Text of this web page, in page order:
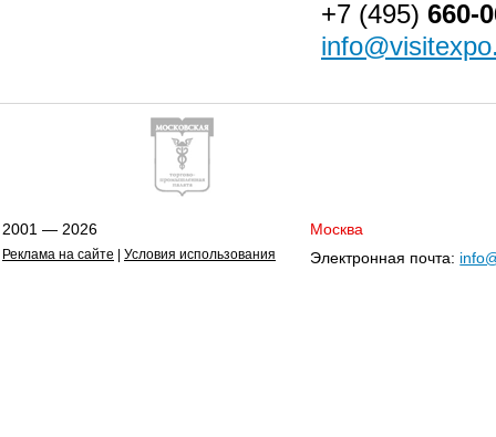
+7 (495) 660-
2001 — 2026
Реклама на сайте Условия использования
Москва
Электронная почта: